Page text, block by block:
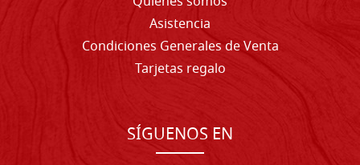
Asistencia
Condiciones Generales de Venta
Tarjetas regalo
SÍGUENOS EN